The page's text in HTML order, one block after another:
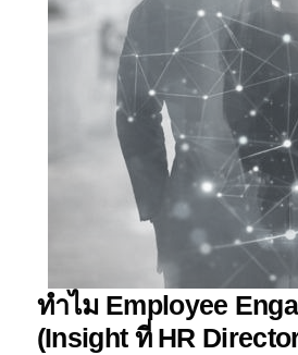
ทำไม Employee
(Insight ที่ HR